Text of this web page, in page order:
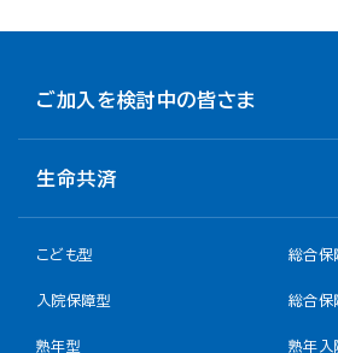
ご加入を検討中の皆さま
生命共済
こども型 総合保
入院保障型 総合保
熟年型 熟年入